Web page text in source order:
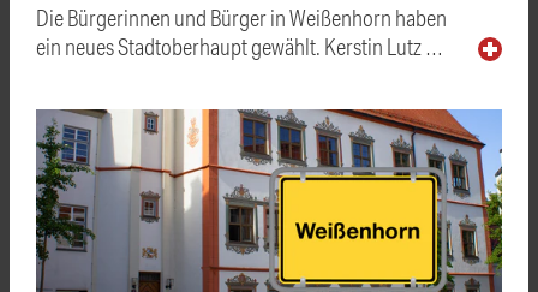
Die Bürgerinnen und Bürger in Weißenhorn haben
ein neues Stadtoberhaupt gewählt. Kerstin Lutz …